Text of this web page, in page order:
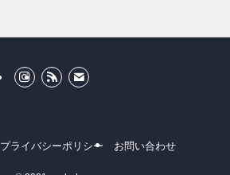
プライバシーポリシー お問い合わせ